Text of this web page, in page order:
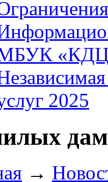
2025
дам
→